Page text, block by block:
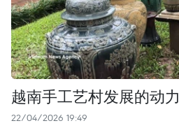
越南手工艺村发展的动力
22/04/2026 19:49